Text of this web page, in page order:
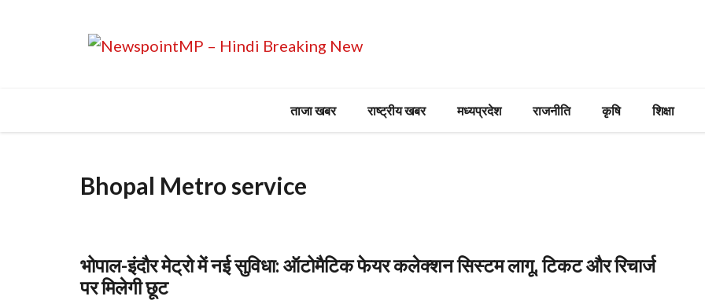
ताजा खबर राष्ट्रीय खबर मध्यप्रदेश राजनीति कृषि शिक्षा
Bhopal Metro service
भोपाल-इंदौर मेट्रो में नई सुविधा: ऑटोमैटिक फेयर कलेक्शन सिस्टम लागू, टिकट और रिचार्ज
पर मिलेगी छूट